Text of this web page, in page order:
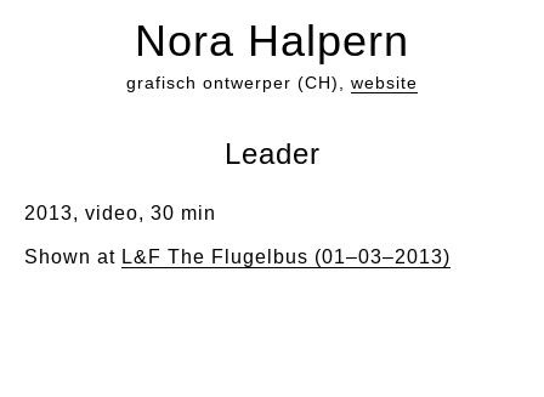
Nora Halpern
grafisch ontwerper (CH), website
Leader
2013, video, 30 min
Shown at L&F The Flugelbus (01–03–2013)